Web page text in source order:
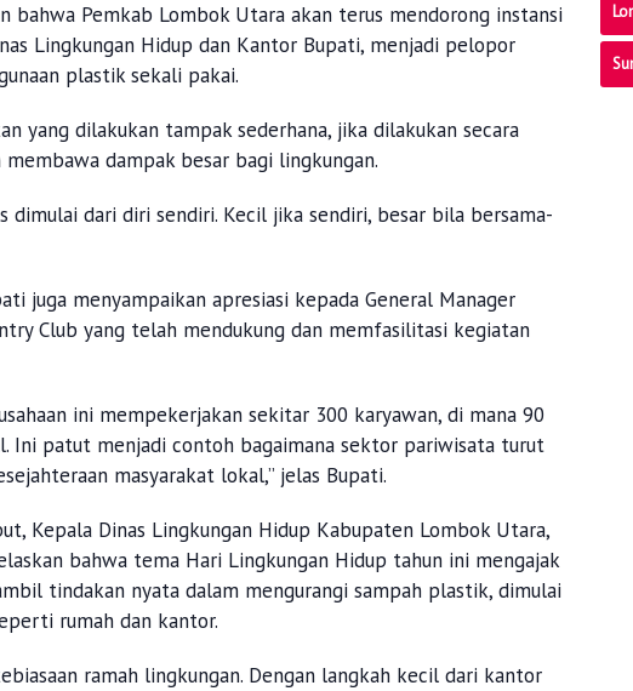
bahwa Pemkab Lombok Utara akan terus mendorong instansi
Lingkungan Hidup dan Kantor Bupati, menjadi pelopor
plastik sekali pakai.
yang dilakukan tampak sederhana, jika dilakukan secara
dampak besar bagi lingkungan.
dimulai dari diri sendiri. Kecil jika sendiri, besar bila bersama-
juga menyampaikan apresiasi kepada General Manager
Club yang telah mendukung dan memfasilitasi kegiatan
ini mempekerjakan sekitar 300 karyawan, di mana 90
Ini patut menjadi contoh bagaimana sektor pariwisata turut
masyarakat lokal,” jelas Bupati.
Kepala Dinas Lingkungan Hidup Kabupaten Lombok Utara,
bahwa tema Hari Lingkungan Hidup tahun ini mengajak
tindakan nyata dalam mengurangi sampah plastik, dimulai
rumah dan kantor.
ramah lingkungan. Dengan langkah kecil dari kantor